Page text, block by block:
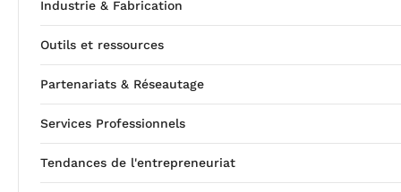
Industrie & Fabrication
Outils et ressources
Partenariats & Réseautage
Services Professionnels
Tendances de l'entrepreneuriat